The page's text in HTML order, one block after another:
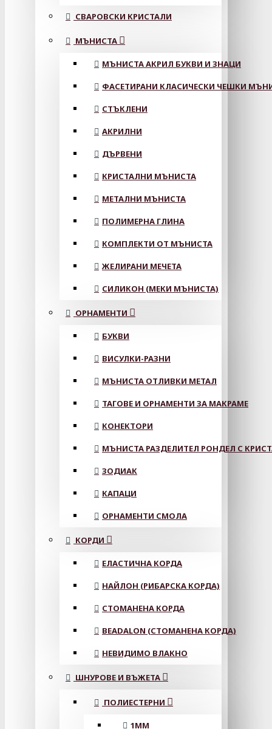
СВАРОВСКИ КРИСТАЛИ
МЪНИСТА
МЪНИСТА АКРИЛ БУКВИ И ЗНАЦИ
ФАСЕТИРАНИ КЛАСИЧЕСКИ ЧЕШКИ
СТЪКЛЕНИ
АКРИЛНИ
ДЪРВЕНИ
КРИСТАЛНИ МЪНИСТА
МЕТАЛНИ МЪНИСТА
ПОЛИМЕРНА ГЛИНА
КОМПЛЕКТИ ОТ МЪНИСТА
ЖЕЛИРАНИ МЕЧЕТА
СИЛИКОН (МЕКИ МЪНИСТА)
ОРНАМЕНТИ
БУКВИ
ВИСУЛКИ-РАЗНИ
МЪНИСТА ОТЛИВКИ МЕТАЛ
ТАГОВЕ И ОРНАМЕНТИ ЗА МАКРАМЕ
КОНЕКТОРИ
МЪНИСТА РАЗДЕЛИТЕЛ РОНДЕЛ С
ЗОДИАК
КАПАЦИ
ОРНАМЕНТИ СМОЛА
КОРДИ
ЕЛАСТИЧНА КОРДА
НАЙЛОН (РИБАРСКА КОРДА)
СТОМАНЕНА КОРДА
BEADALON (СТОМАНЕНА КОРДА)
НЕВИДИМО ВЛАКНО
ШНУРОВЕ И ВЪЖЕТА
ПОЛИЕСТЕРНИ
1ММ